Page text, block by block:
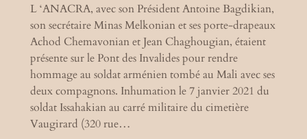
L ‘ANACRA, avec son Président Antoine Bagdikian,
son secrétaire Minas Melkonian et ses porte-drapeaux
Achod Chemavonian et Jean Chaghougian, étaient
présente sur le Pont des Invalides pour rendre
hommage au soldat arménien tombé au Mali avec ses
deux compagnons. Inhumation le 7 janvier 2021 du
soldat Issahakian au carré militaire du cimetière
Vaugirard (320 rue…